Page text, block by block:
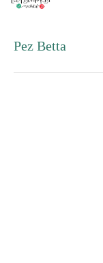
Ir
contenido
Pez Betta